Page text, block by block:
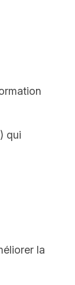
qui
la